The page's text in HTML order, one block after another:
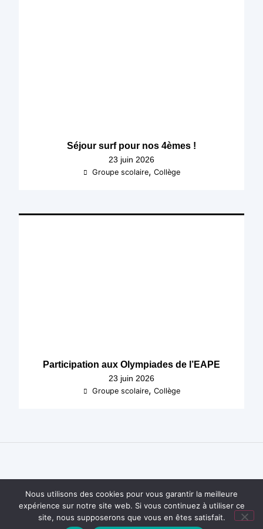
Séjour surf pour nos 4èmes !
23 juin 2026
Groupe scolaire, Collège
Participation aux Olympiades de l’EAPE
23 juin 2026
Groupe scolaire, Collège
Nous utilisons des cookies pour vous garantir la meilleure
expérience sur notre site web. Si vous continuez à utiliser ce
site, nous supposerons que vous en êtes satisfait.